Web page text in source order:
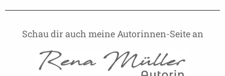
Schau dir auch meine Autorinnen-Seite an